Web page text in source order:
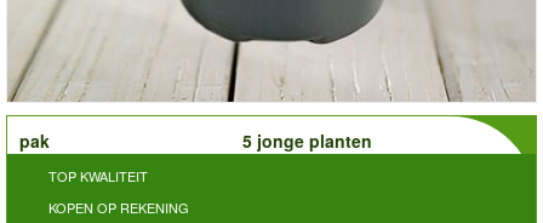
order
pak 5 jonge planten
TOP KWALITEIT
KOPEN OP REKENING